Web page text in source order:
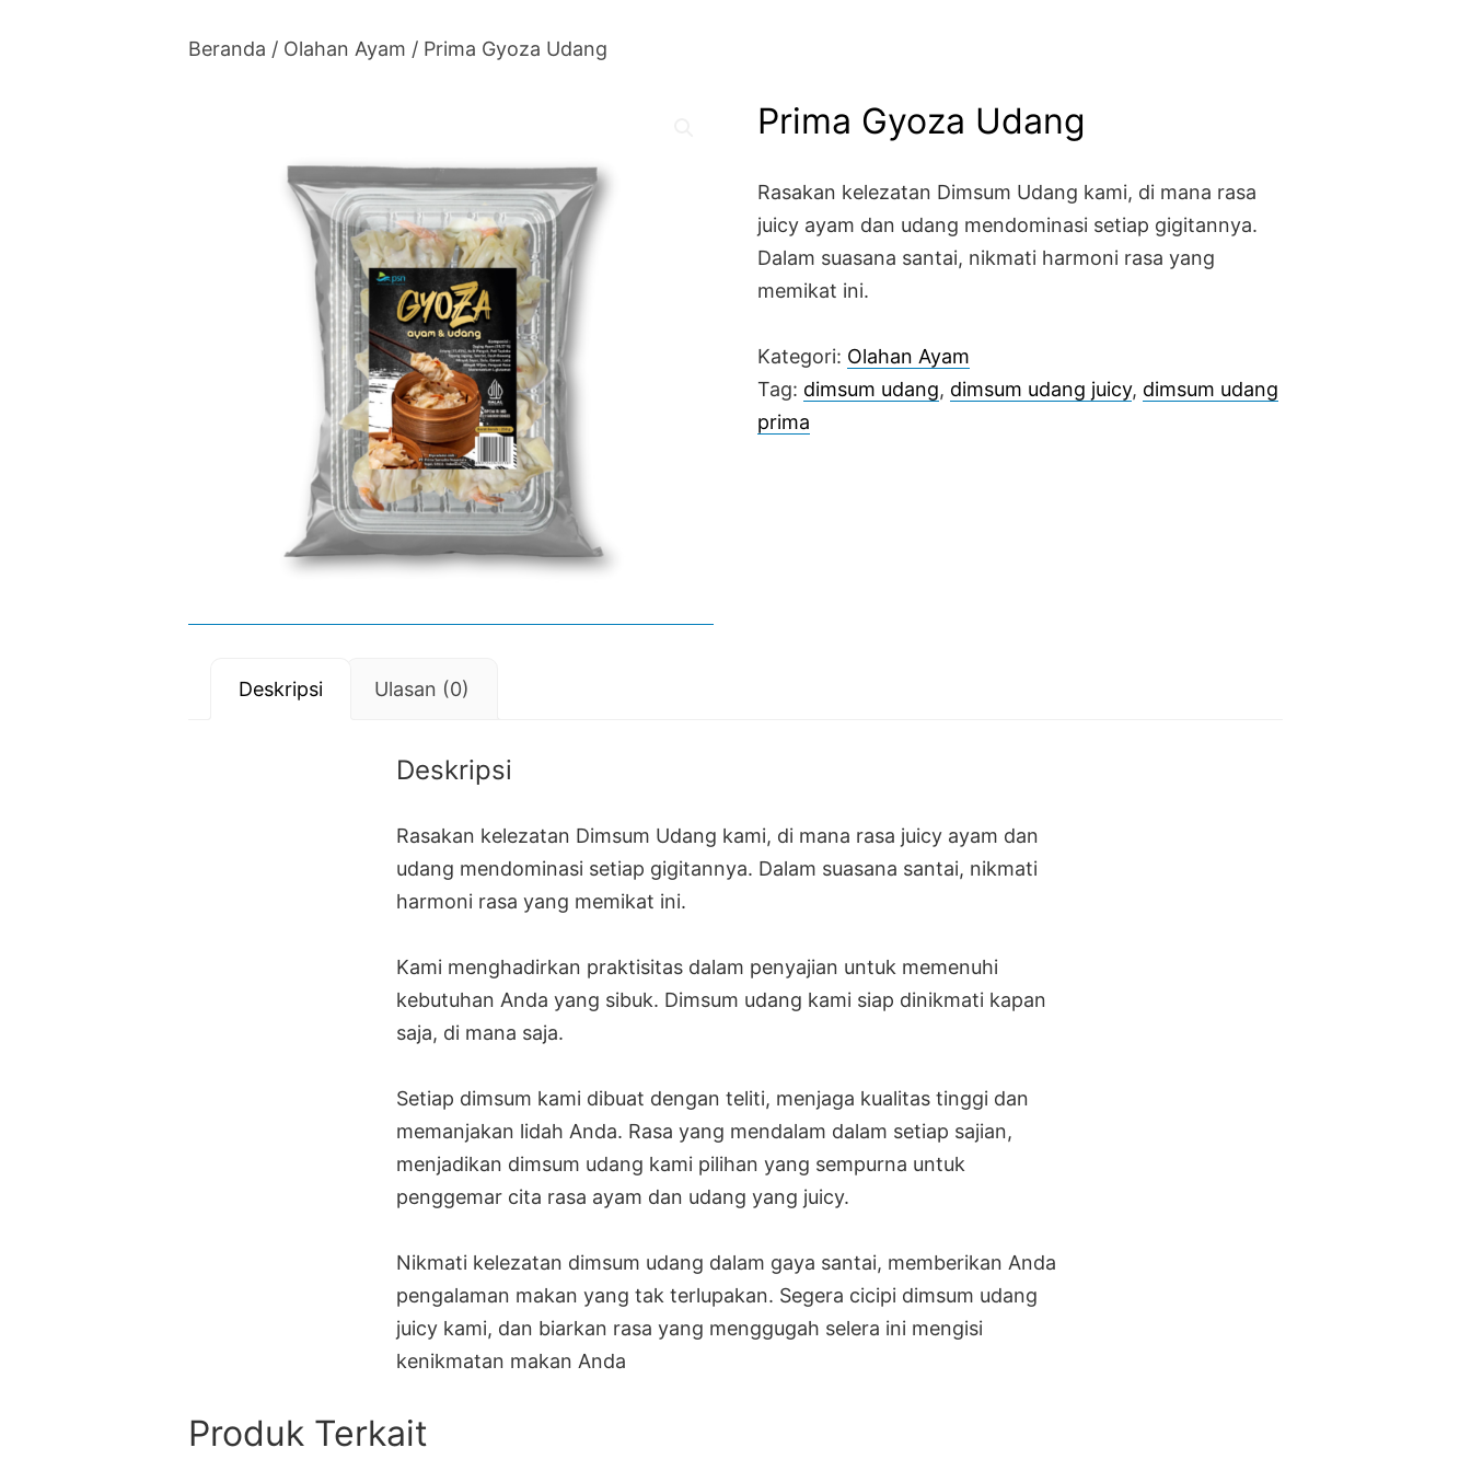
Beranda / Olahan Ayam / Prima Gyoza Udang
Prima Gyoza Udang
Rasakan kelezatan Dimsum Udang kami, di mana rasa
juicy ayam dan udang mendominasi setiap gigitannya.
Dalam suasana santai, nikmati harmoni rasa yang
memikat ini.
Kategori: Olahan Ayam
Tag: dimsum udang, dimsum udang juicy, dimsum udang
prima
Deskripsi Ulasan (0)
Deskripsi
Rasakan kelezatan Dimsum Udang kami, di mana rasa juicy ayam dan
udang mendominasi setiap gigitannya. Dalam suasana santai, nikmati
harmoni rasa yang memikat ini.
Kami menghadirkan praktisitas dalam penyajian untuk memenuhi
kebutuhan Anda yang sibuk. Dimsum udang kami siap dinikmati kapan
saja, di mana saja.
Setiap dimsum kami dibuat dengan teliti, menjaga kualitas tinggi dan
memanjakan lidah Anda. Rasa yang mendalam dalam setiap sajian,
menjadikan dimsum udang kami pilihan yang sempurna untuk
penggemar cita rasa ayam dan udang yang juicy.
Nikmati kelezatan dimsum udang dalam gaya santai, memberikan Anda
pengalaman makan yang tak terlupakan. Segera cicipi dimsum udang
juicy kami, dan biarkan rasa yang menggugah selera ini mengisi
kenikmatan makan Anda
Produk Terkait